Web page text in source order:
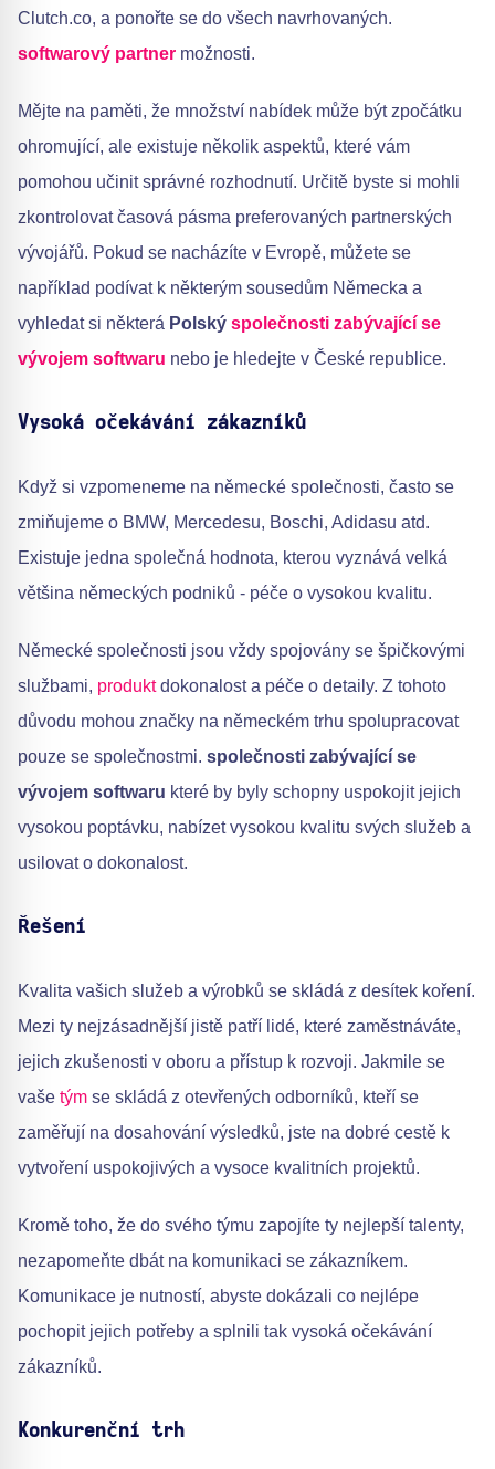
Clutch.co, a ponořte se do všech navrhovaných.
softwarový partner možnosti.
Mějte na paměti, že množství nabídek může být zpočátku
ohromující, ale existuje několik aspektů, které vám
pomohou učinit správné rozhodnutí. Určitě byste si mohli
zkontrolovat časová pásma preferovaných partnerských
vývojářů. Pokud se nacházíte v Evropě, můžete se
například podívat k některým sousedům Německa a
vyhledat si některá Polský společnosti zabývající se
vývojem softwaru nebo je hledejte v České republice.
Vysoká očekávání zákazníků
Když si vzpomeneme na německé společnosti, často se
zmiňujeme o BMW, Mercedesu, Boschi, Adidasu atd.
Existuje jedna společná hodnota, kterou vyznává velká
většina německých podniků - péče o vysokou kvalitu.
Německé společnosti jsou vždy spojovány se špičkovými
službami, produktdokonalost a péče o detaily. Z tohoto
důvodu mohou značky na německém trhu spolupracovat
pouze se společnostmi. společnosti zabývající se
vývojem softwaru které by byly schopny uspokojit jejich
vysokou poptávku, nabízet vysokou kvalitu svých služeb a
usilovat o dokonalost.
Řešení
Kvalita vašich služeb a výrobků se skládá z desítek koření.
Mezi ty nejzásadnější jistě patří lidé, které zaměstnáváte,
jejich zkušenosti v oboru a přístup k rozvoji. Jakmile se
vaše tým se skládá z otevřených odborníků, kteří se
zaměřují na dosahování výsledků, jste na dobré cestě k
vytvoření uspokojivých a vysoce kvalitních projektů.
Kromě toho, že do svého týmu zapojíte ty nejlepší talenty,
nezapomeňte dbát na komunikaci se zákazníkem.
Komunikace je nutností, abyste dokázali co nejlépe
pochopit jejich potřeby a splnili tak vysoká očekávání
zákazníků.
Konkurenční trh